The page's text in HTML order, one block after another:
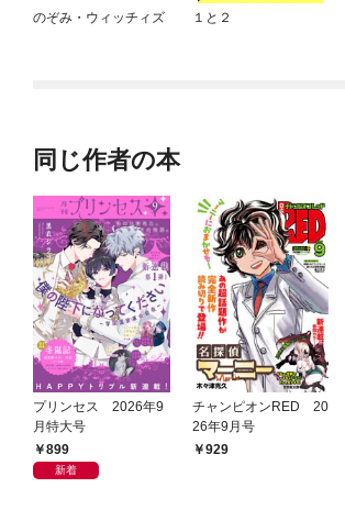
のぞみ・ウィッチィズ １と２
同じ作者の本
プリンセス 2026年9
月特大号
899
新着
チャンピオンRED 20
26年9月号
929